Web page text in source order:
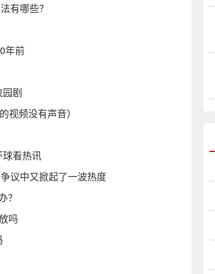
有哪些？
年前
剧
视频没有声音）
球看热讯
议中又掀起了一波热度
？
吗